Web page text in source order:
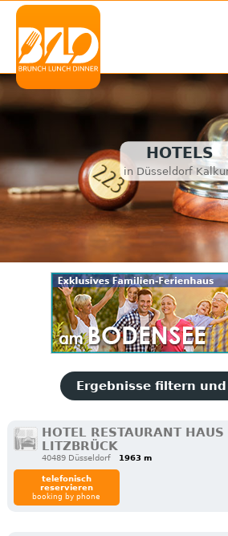
HOTELS
in Düsseldorf
Ergebnisse filtern
HOTEL RESTAURANT HAUS
LITZBRÜCK
40489 Düsseldorf 1963 m
telefonisch
reservieren
booking by phone